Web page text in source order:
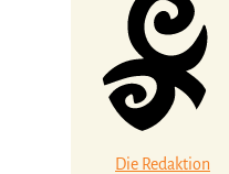
Die Redaktion